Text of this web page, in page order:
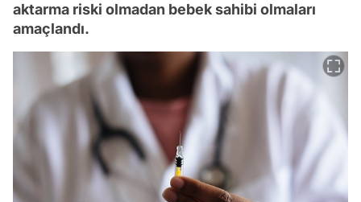
aktarma riski olmadan bebek sahibi olmaları
amaçlandı.